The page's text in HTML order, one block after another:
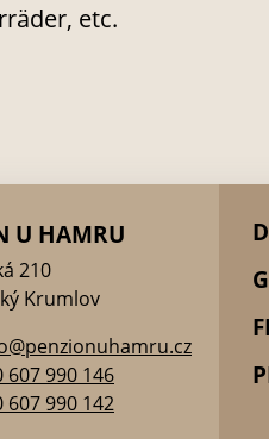
etc.
U HAMRU
210
Krumlov
607 990 146
607 990 142